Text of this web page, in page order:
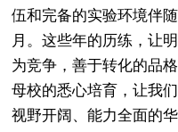
伍和完备的实验环境伴
月。这些年的历练，让
为竞争，善于转化的品
母校的悉心培育，让我
视野开阔、能力全面的华